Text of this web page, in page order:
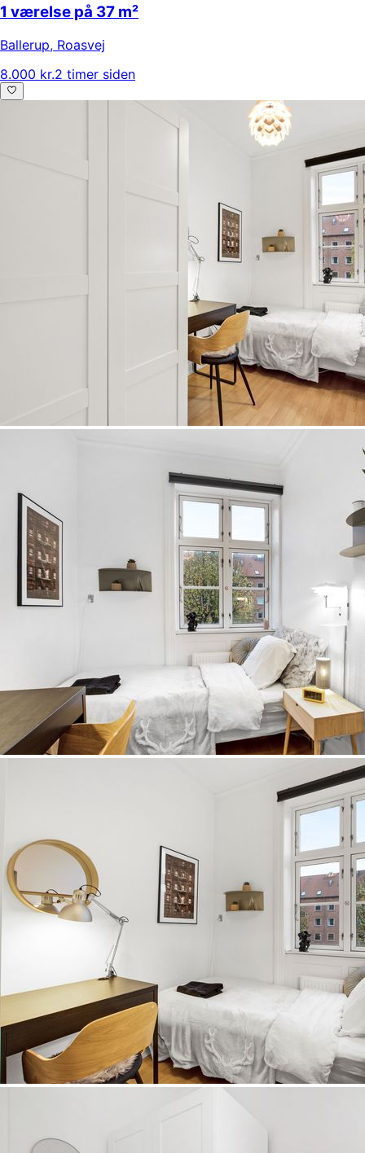
1 værelse på 37 m²
Ballerup, Roasvej
8.000 kr.2 timer siden